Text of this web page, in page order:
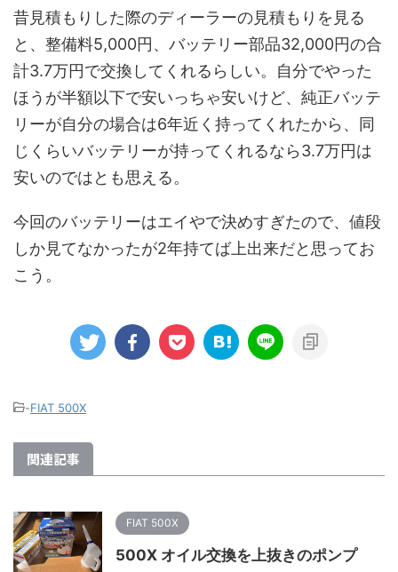
昔見積もりした際のディーラーの見積もりを見る
と、整備料5,000円、バッテリー部品32,000円の合
計3.7万円で交換してくれるらしい。自分でやった
ほうが半額以下で安いっちゃ安いけど、純正バッテ
リーが自分の場合は6年近く持ってくれたから、同
じくらいバッテリーが持ってくれるなら3.7万円は
安いのではとも思える。
今回のバッテリーはエイやで決めすぎたので、値段
しか見てなかったが2年持てば上出来だと思ってお
こう。
-FIAT 500X
関連記事
FIAT 500X
500X オイル交換を上抜きのポンプ